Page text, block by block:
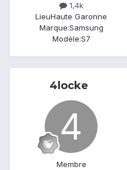
1,4k
LieuHaute Garonne
Marque:Samsung
Modèle:S7
4locke
Membre